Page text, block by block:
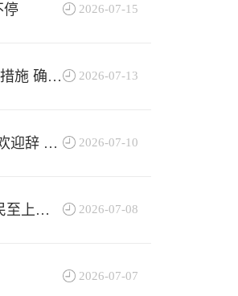
停 2026-07-15
施 确保
2026-07-13
迎辞 卢
2026-07-10
至上生
2026-07-08
2026-07-07